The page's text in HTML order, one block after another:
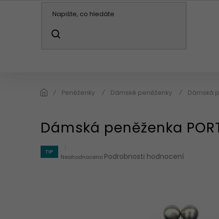
HLEDAT
Peněženky Dámské peněženky Dámská
Dámská peněženka
TIP
Průměrné
Neohodnoceno Podrobnosti hodnocení